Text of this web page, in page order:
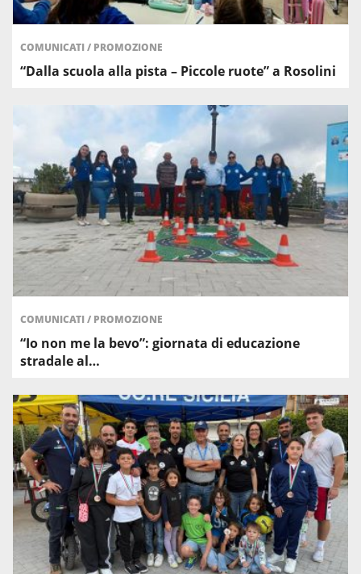
COMUNICATI/ PROMOZIONE
“Dalla scuola alla pista – Piccole ruote” a Rosolini
COMUNICATI/ PROMOZIONE
“Io non me la bevo”: giornata di educazione
stradale al…